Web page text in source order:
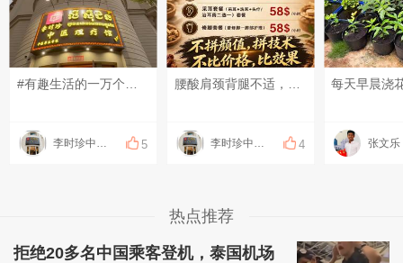
#有趣生活的一万个瞬间# #分享一下有趣的视频# #发点什么吧，万一火了呢~# 来的时候赶时间，结束的时候果断加钟！是不是像极了第一次进店的您呢？[偷笑][偷笑][偷笑]
5
腰酸肩颈背腿不适，可以上门做康复理疗！ 扭伤、脱臼、错位，可以上门做正骨！ 放松、疏通调理，可以上门做足疗、精油和指压按摩！ 采耳、修脚都可以上门服务啦！ 十年以上专职、专业技师！ 服务开始计时，结束下钟！ 明明白白消费，技术质量等同店内！ 地址：钻石岛凯旋门广场 预约热线：0883566234(飞机同号）
4 张文乐
热点推荐
拒绝20多名中国乘客登机，泰国机场